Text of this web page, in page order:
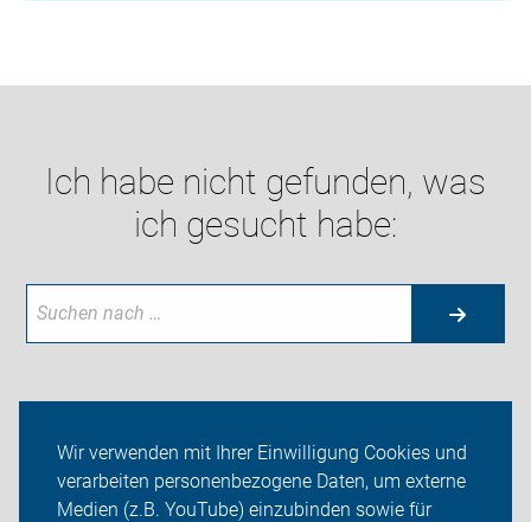
Wir verwenden mit Ihrer Einwilligung Cookies und
verarbeiten personenbezogene Daten, um externe
Medien (z.B. YouTube) einzubinden sowie für
Ich habe nicht gefunden, was
ich gesucht habe:
Themen